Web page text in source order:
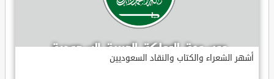
أشهر الشعراء والكتاب والنقاد السعوديين